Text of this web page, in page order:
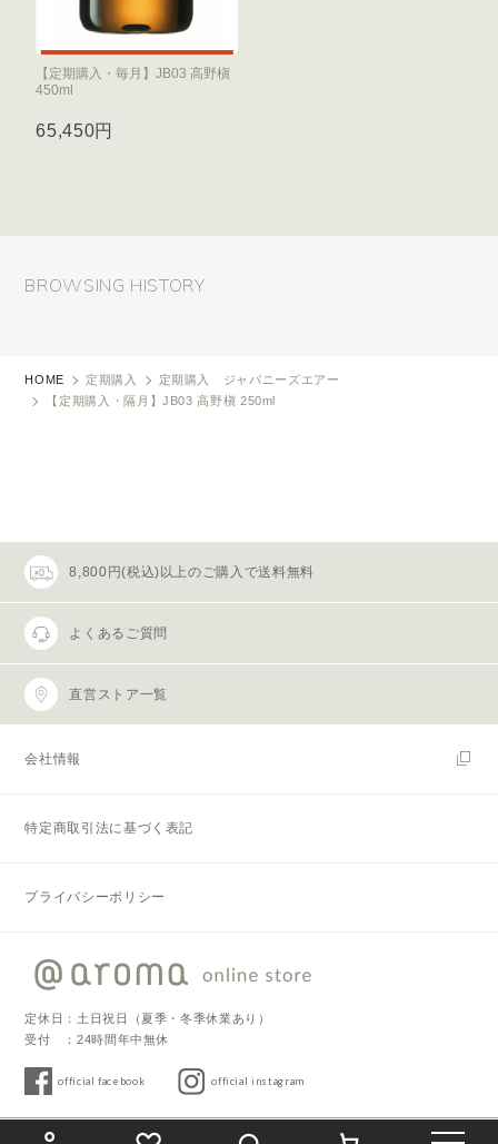
【定期購入・毎月】JB03 高野槇
450ml
65,450円
BROWSING HISTORY
HOME 定期購入
定期購入 ジャパニーズエアー
【定期購入・隔月】JB03 高野槇 250ml
8,800円(税込)以上のご購入で送料無料
よくあるご質問
直営ストア一覧
会社情報
特定商取引法に基づく表記
プライバシーポリシー
定休日：土日祝日（夏季・冬季休業あり）
受付 ：24時間年中無休
official facebook official instagram